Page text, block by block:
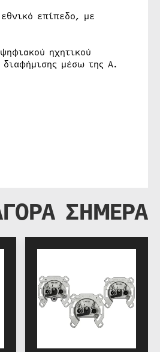
επίπεδο, με
ηχητικού
μέσω της A.
ΣΗΜΕΡΑ